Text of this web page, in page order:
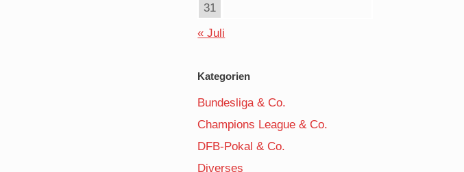
31
« Juli
Kategorien
Bundesliga & Co.
Champions League & Co.
DFB-Pokal & Co.
Diverses